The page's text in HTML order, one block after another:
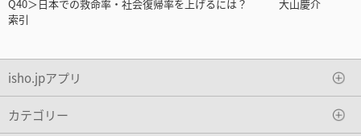
Q40＞日本での救命率・社会復帰率を上げるには？ 大山慶介
索引
isho.jpアプリ
カテゴリー